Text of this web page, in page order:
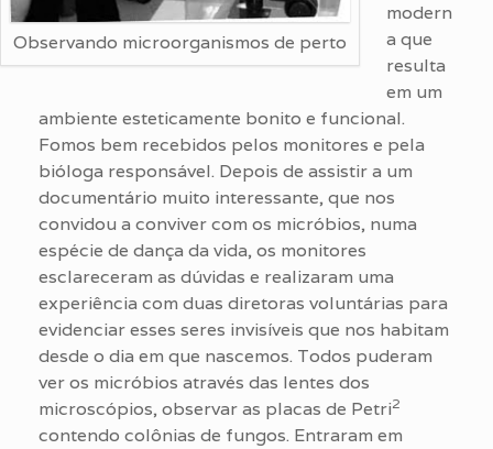
Observando microorganismos de perto
modern
a que
resulta
em um
ambiente esteticamente bonito e funcional.
Fomos bem recebidos pelos monitores e pela
bióloga responsável. Depois de assistir a um
documentário muito interessante, que nos
convidou a conviver com os micróbios, numa
espécie de dança da vida, os monitores
esclareceram as dúvidas e realizaram uma
experiência com duas diretoras voluntárias para
evidenciar esses seres invisíveis que nos habitam
desde o dia em que nascemos. Todos puderam
ver os micróbios através das lentes dos
microscópios, observar as placas de Petri2
contendo colônias de fungos. Entraram em